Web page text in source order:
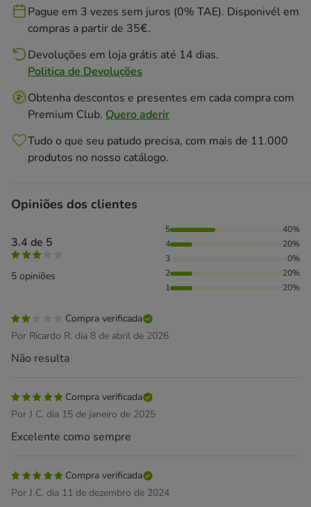
Pague em 3 vezes sem juros (0% TAE). Disponivél em
compras a partir de 35€.
Devoluções em loja grátis até 14 dias.
Politica de Devoluções
Obtenha descontos e presentes em cada compra com
Premium Club. Quero aderir
Tudo o que seu patudo precisa, com mais de 11.000
produtos no nosso catálogo.
Opiniões dos clientes
3.4 de 5
5 opiniões
40% das pessoas avaliaram com 5 estrelas, 20% das
5
40%
4
20%
3
0%
2
20%
1
20%
Compra verificada
Por Ricardo R. dia 8 de abril de 2026
Não resulta
Compra verificada
Por J C. dia 15 de janeiro de 2025
Excelente como sempre
Compra verificada
Por J C. dia 11 de dezembro de 2024